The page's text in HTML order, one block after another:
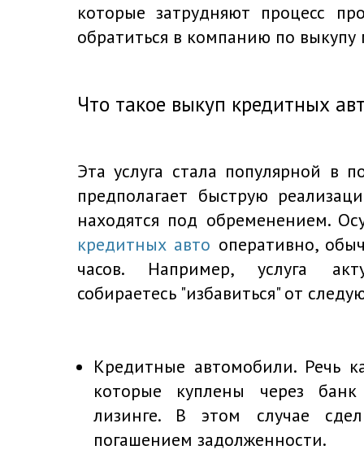
которые затрудняют процесс
обратиться в компанию по
Что такое выкуп кредитных
Эта услуга стала популярной в
предполагает быструю
находятся под обременением.
кредитных авто оперативно,
часов. Например, услуга
собираетесь "избавиться" от
Кредитные автомобили. Речь
которые куплены через
лизинге. В этом случае
погашением задолженности.